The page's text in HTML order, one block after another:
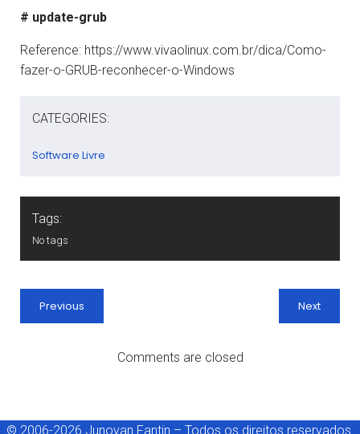
# update-grub
Reference: https://www.vivaolinux.com.br/dica/Como-
fazer-o-GRUB-reconhecer-o-Windows
CATEGORIES:
Software Livre
Tags:
No tags
Previous Next
Comments are closed
© 2006-2026 Junovan Fantin – Todos os direitos reservados.